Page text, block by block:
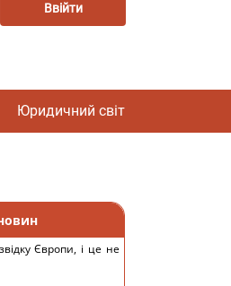
Ввійти
Юридичний світ
Європи, і це не